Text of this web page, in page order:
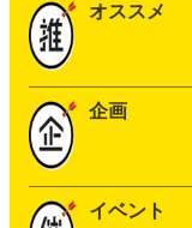
オススメ
企画
イベント